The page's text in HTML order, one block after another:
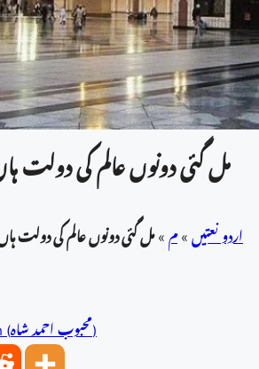
مل گئی دونوں عالم کی دولت
اردو نعتیں »م »مل گئی دونوں عالم کی دولت
Mahboob Ahmad Shah (محبوب احمد شاہ)